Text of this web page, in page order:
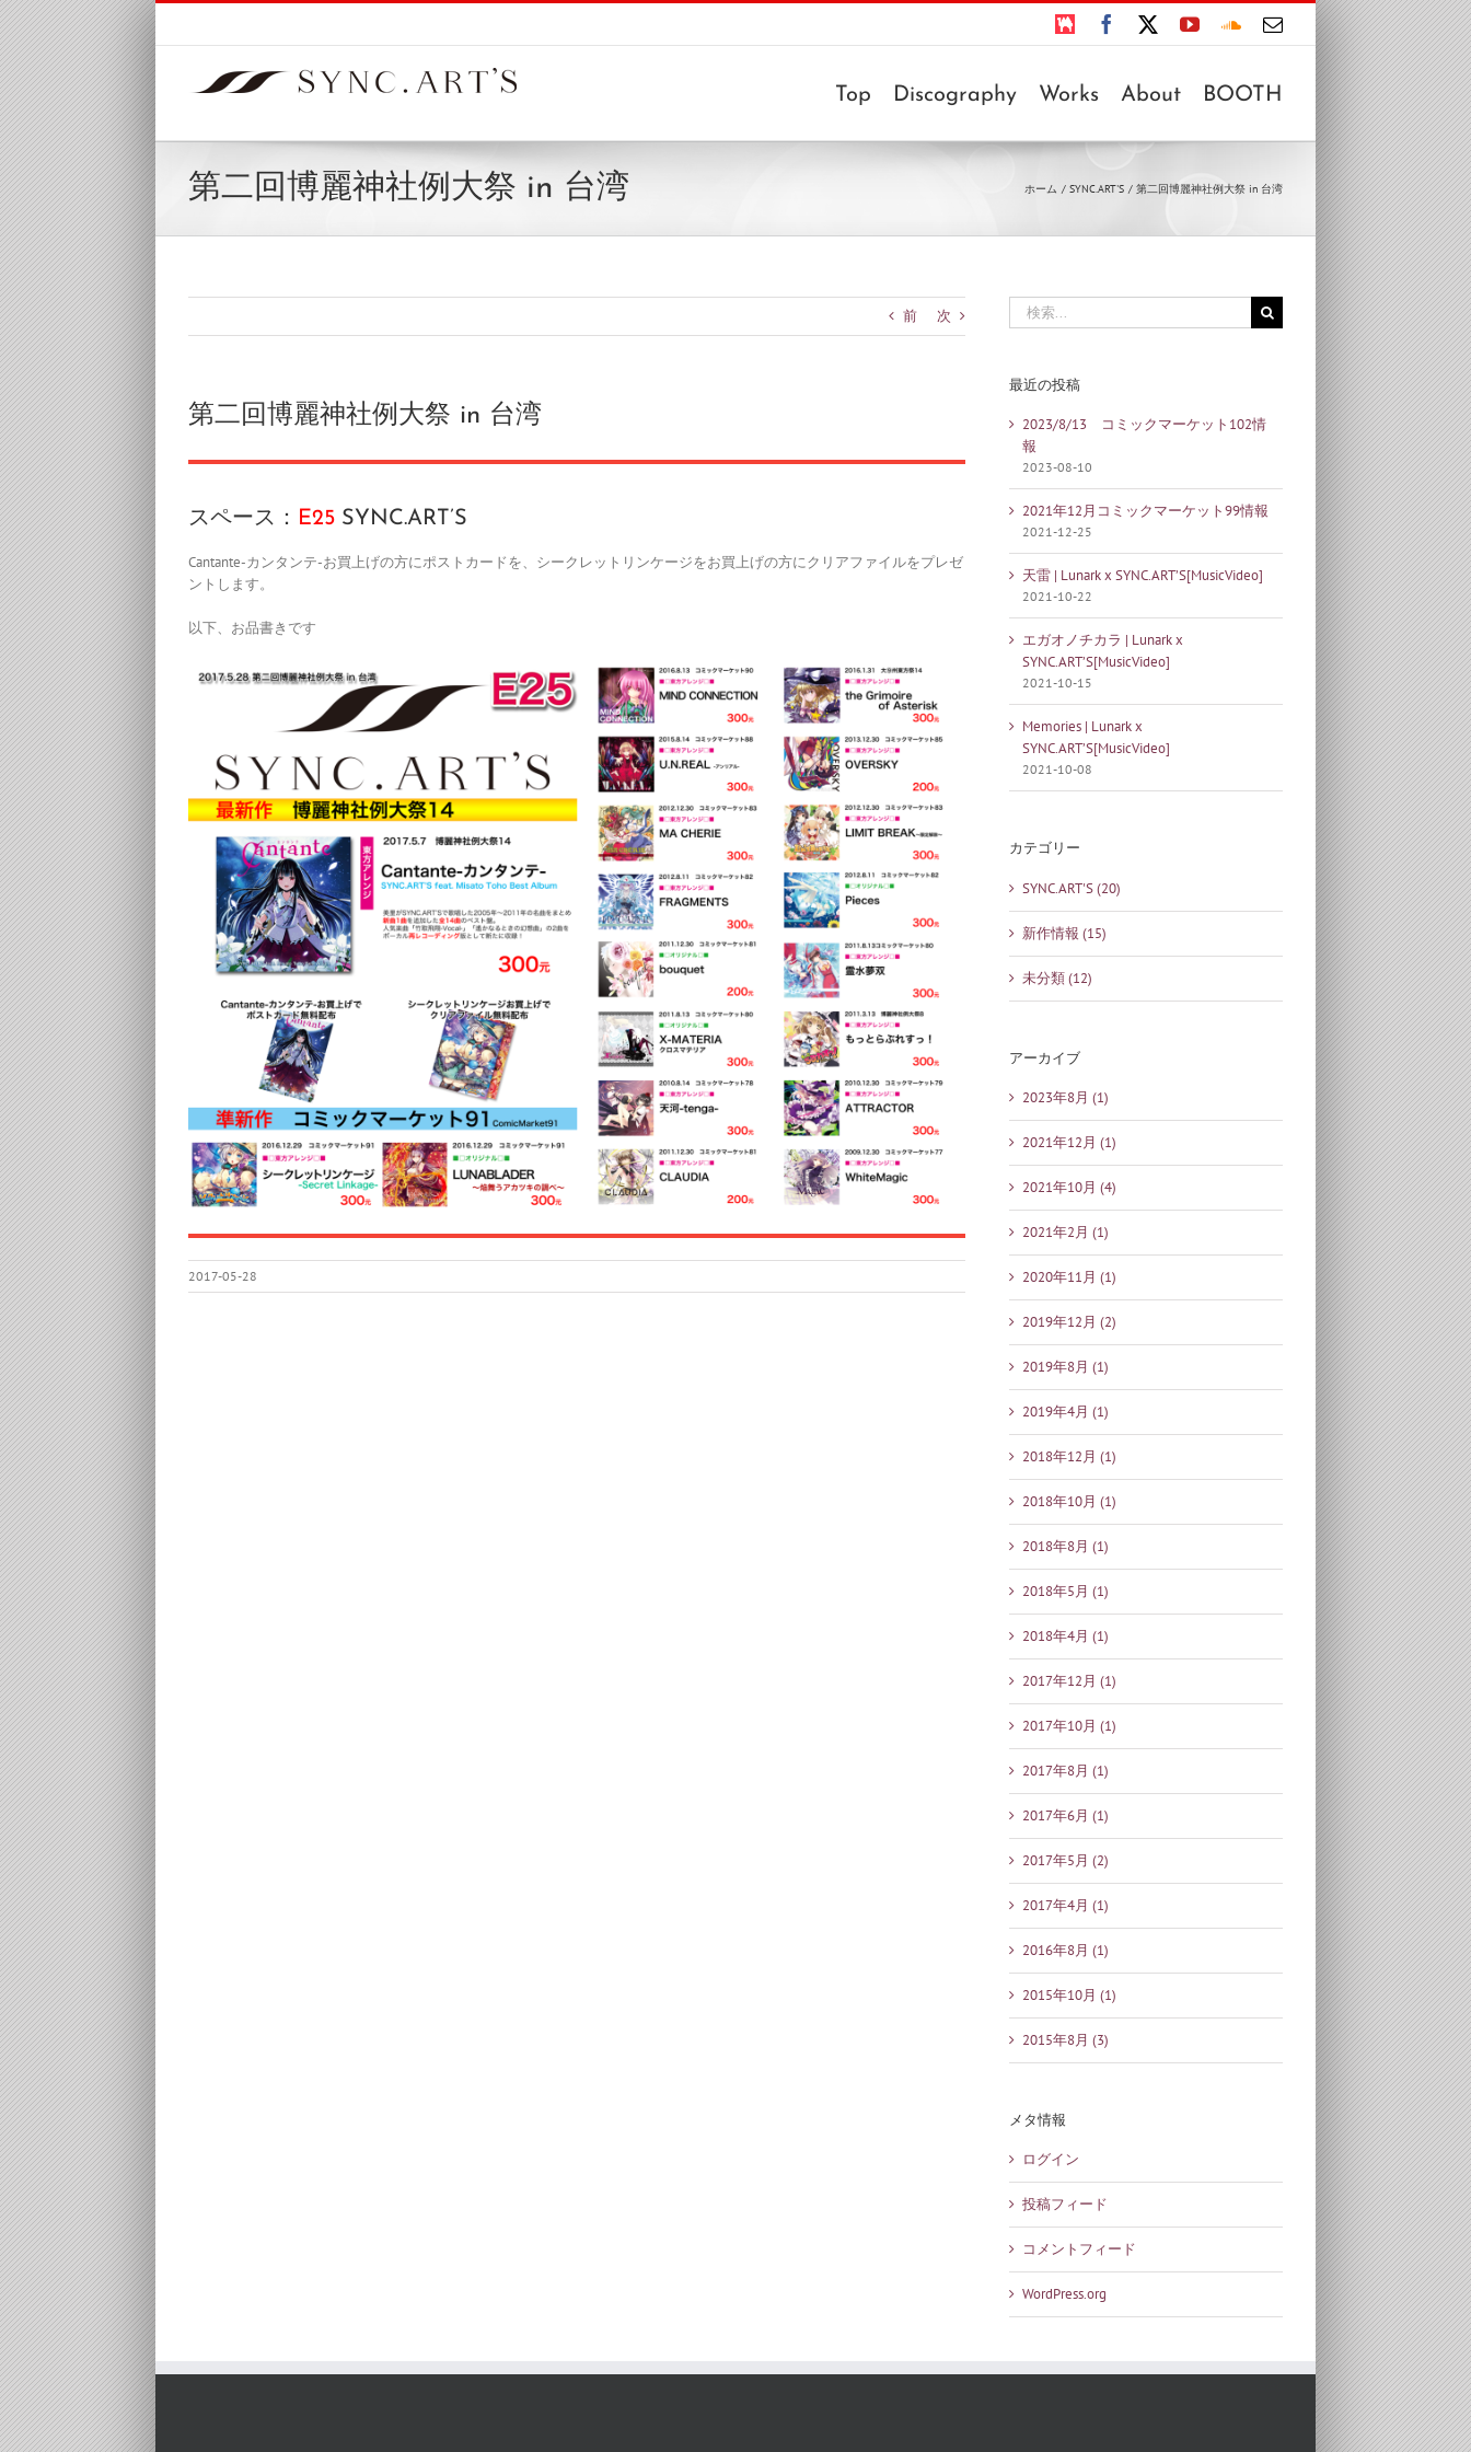
Skip
to
content
BOOTH Facebook YouTubeSoundCloud
電
子
Top Discography Works About BOOTH
第二回博麗神社例大祭 in 台湾 ホーム SYNC.ART'S 第二回博麗神社例大祭 in 台湾
前 次
第二回博麗神社例大祭 in 台湾
スペース： E25 SYNC.ART’S
Cantante-カンタンテ-お買上げの方にポストカードを、シークレットリンケージをお買上げの方にクリアファイルをプレゼ
ントします。
以下、お品書きです
2017-05-28
索
最近の投稿
2023/8/13 コミックマーケット102情
報
2023-08-10
2021年12月コミックマーケット99情報
2021-12-25
天雷 | Lunark x SYNC.ART’S[MusicVideo]
2021-10-22
エガオノチカラ | Lunark x
SYNC.ART’S[MusicVideo]
2021-10-15
Memories | Lunark x
SYNC.ART’S[MusicVideo]
2021-10-08
カテゴリー
SYNC.ART'S (20)
新作情報 (15)
未分類 (12)
アーカイブ
2023年8月 (1)
2021年12月 (1)
2021年10月 (4)
2021年2月 (1)
2020年11月 (1)
2019年12月 (2)
2019年8月 (1)
2019年4月 (1)
2018年12月 (1)
2018年10月 (1)
2018年8月 (1)
2018年5月 (1)
2018年4月 (1)
2017年12月 (1)
2017年10月 (1)
2017年8月 (1)
2017年6月 (1)
2017年5月 (2)
2017年4月 (1)
2016年8月 (1)
2015年10月 (1)
2015年8月 (3)
メタ情報
ログイン
投稿フィード
コメントフィード
WordPress.org